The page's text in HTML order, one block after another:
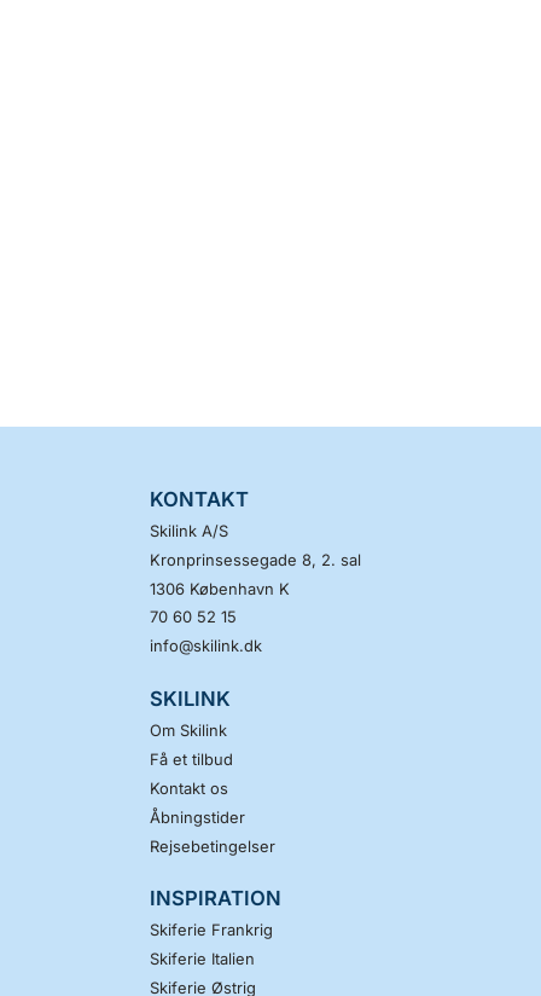
KONTAKT
Skilink A/S
Kronprinsessegade 8, 2. sal
1306 København K
70 60 52 15
info@skilink.dk
SKILINK
Om Skilink
Få et tilbud
Kontakt os
Åbningstider
Rejsebetingelser
INSPIRATION
Skiferie Frankrig
Skiferie Italien
Skiferie Østrig